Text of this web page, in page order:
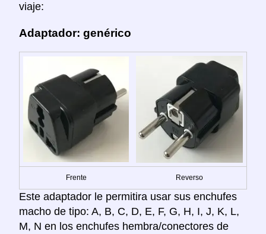
viaje:
Adaptador: genérico
Frente Reverso
Este adaptador le permitira usar sus enchufes
macho de tipo: A, B, C, D, E, F, G, H, I, J, K, L,
M, N en los enchufes hembra/conectores de